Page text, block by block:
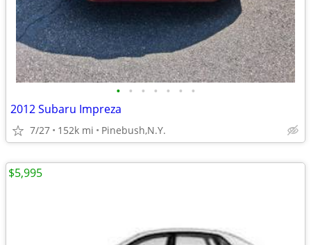
• • • • • • •
2012 Subaru Impreza
7/27 152k mi Pinebush,N.Y.
$5,995